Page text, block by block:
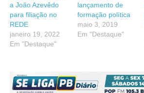
a João Azevêdo
para filiação no
REDE
janeiro 19, 2022
Em "Destaque"
lançamento de
formação política
maio 3, 2019
Em "Destaque"